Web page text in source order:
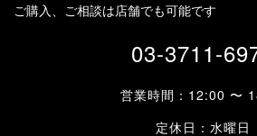
ご購入、ご相談は店舗でも可能です
03-3711-
営業時間：12:00 〜
定休日：水曜日